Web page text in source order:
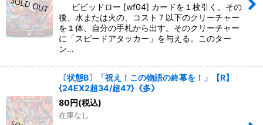
ビビッドロー [wf04] カードを１枚引く。その
後、水または火の、コスト７以下のクリーチャー
を１体、自分の手札から出す。そのクリーチャー
に「スピードアタッカー」を与える。このター
ン…
〔状態B〕「祝え！この物語の終幕を！」【R】
{24EX2超34/超47}《多》
80 円(税込)
在庫なし